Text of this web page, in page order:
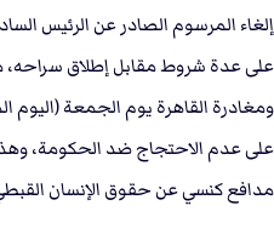
إلغاء المرسوم الصادر عن الرئيس
على عدة شروط مقابل إطلاق سراحه،
ومغادرة القاهرة يوم الجمعة (اليوم
على عدم الاحتجاج ضد الحكومة،
مدافع كنسي عن حقوق الإنسان